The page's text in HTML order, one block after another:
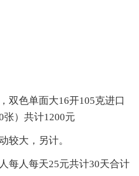
双色单面大16开105克进口
）共计1200元
较大，另计。
每人每天25元共计30天合计